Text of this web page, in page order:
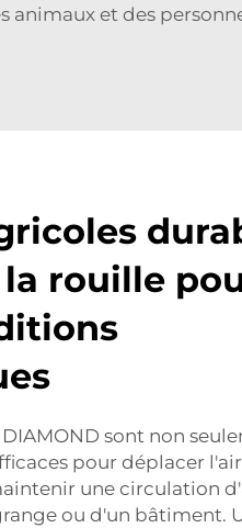
animaux et des
rouille
sont non
pour déplacer
une circulation
ou d'un bâtiment.